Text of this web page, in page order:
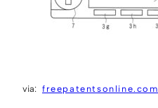
freepatentsonline.com